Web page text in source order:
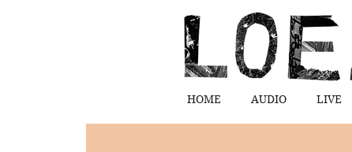
HOME AUDIO LIVE